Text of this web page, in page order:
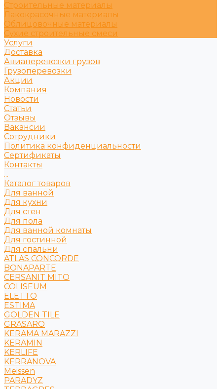
Строительные материалы
Лакокрасочные материалы
Облицовочные материалы
Сухие строительные смеси
Услуги
Доставка
Авиаперевозки грузов
Грузоперевозки
Акции
Компания
Новости
Статьи
Отзывы
Вакансии
Сотрудники
Политика конфиденциальности
Сертификаты
Контакты
...
Каталог товаров
Для ванной
Для кухни
Для стен
Для пола
Для ванной комнаты
Для гостинной
Для спальни
ATLAS CONCORDE
BONAPARTE
CERSANIT MITO
COLISEUM
ELETTO
ESTIMA
GOLDEN TILE
GRASARO
KERAMA MARAZZI
KERAMIN
KERLIFE
KERRANOVA
Meissen
PARADYZ